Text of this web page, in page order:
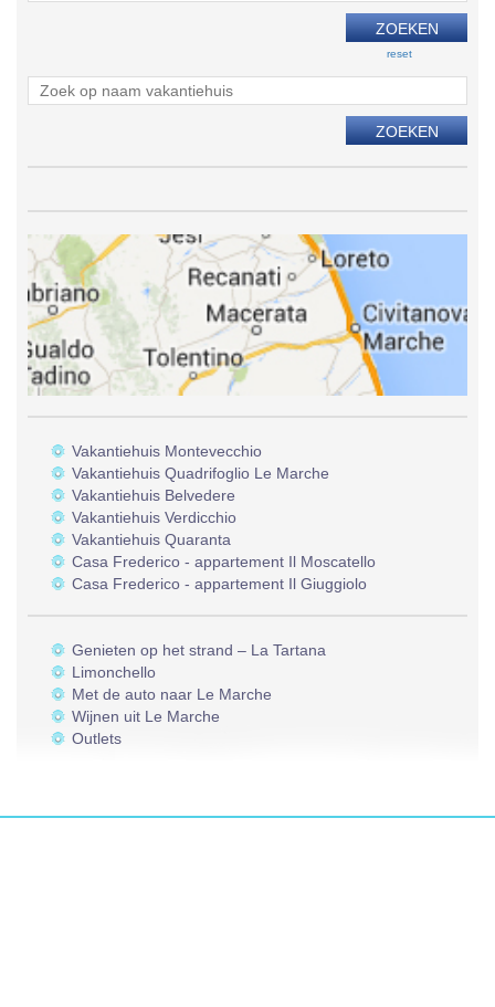
reset
Vakantiehuis Montevecchio
Vakantiehuis Quadrifoglio Le Marche
Vakantiehuis Belvedere
Vakantiehuis Verdicchio
Vakantiehuis Quaranta
Casa Frederico - appartement Il Moscatello
Casa Frederico - appartement Il Giuggiolo
Genieten op het strand – La Tartana
Limonchello
Met de auto naar Le Marche
Wijnen uit Le Marche
Outlets